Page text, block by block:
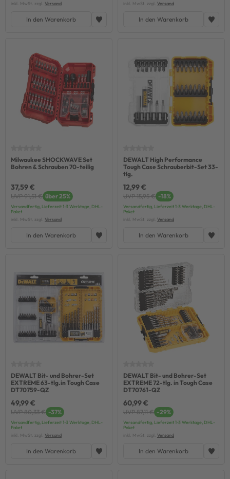
inkl. MwSt. zzgl. Versand
In den Warenkorb
inkl. MwSt. zzgl. Versand
In den Warenkorb
Milwaukee SHOCKWAVE Set
Bohren & Schrauben 70-teilig
37,59 €
UVP 91,51 € über 25%
Versandfertig, Lieferzeit 1-3 Werktage, DHL-
Paket
inkl. MwSt. zzgl. Versand
In den Warenkorb
DEWALT High Performance
Tough Case Schrauberbit-Set 33-
tlg.
12,99 €
UVP 15,95 € -18%
Versandfertig, Lieferzeit 1-3 Werktage, DHL-
Paket
inkl. MwSt. zzgl. Versand
In den Warenkorb
DEWALT Bit- und Bohrer-Set
EXTREME 63-tlg.in Tough Case
DT70759-QZ
49,99 €
UVP 80,33 € -37%
Versandfertig, Lieferzeit 1-3 Werktage, DHL-
Paket
inkl. MwSt. zzgl. Versand
In den Warenkorb
DEWALT Bit- und Bohrer-Set
EXTREME 72-tlg. in Tough Case
DT70761-QZ
60,99 €
UVP 87,11 € -29%
Versandfertig, Lieferzeit 1-3 Werktage, DHL-
Paket
inkl. MwSt. zzgl. Versand
In den Warenkorb